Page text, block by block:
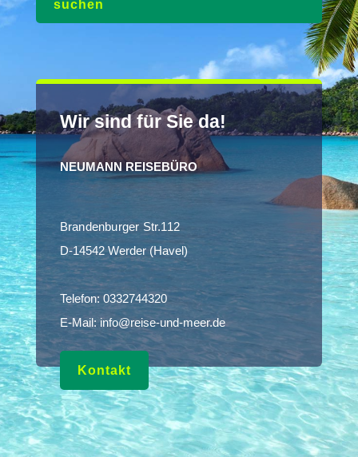
suchen
Wir sind für Sie da!
NEUMANN REISEBÜRO
Brandenburger Str.112
D-14542 Werder (Havel)
Telefon: 0332744320
E-Mail:info@reise-und-meer.de
Kontakt